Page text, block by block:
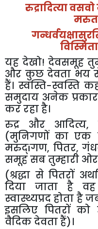
रुद्रादित्या
यह देखो! देवसमूह
और कुछ देवता भय से
हैं। स्वस्ति-स्वस्ति
समुदाय अनेक प्रकार
कर रहा है।
रुद्र और आदित्य,
(मुनिगणों का एक
मरुद्ïगण, पितर,
समूह सब तुम्हारी ओर
(श्रद्धा से पितरों
दिया जाता है
स्वास्थ्यप्रद होता
इसलिए पितरों
वैदिक देवता हैं)।